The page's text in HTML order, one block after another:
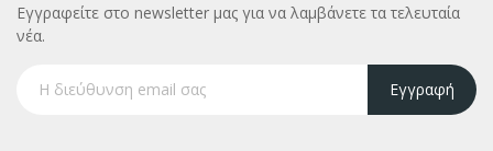
Εγγραφείτε στο newsletter μας για να λαμβάνετε τα τελευταία
νέα.
Εγγραφή